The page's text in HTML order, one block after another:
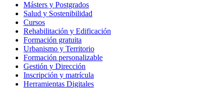
Másters y Postgrados
Salud y Sostenibilidad
Cursos
Rehabilitación y Edificación
Formación gratuita
Urbanismo y Territorio
Formación personalizable
Gestión y Dirección
Inscripción y matrícula
Herramientas Digitales